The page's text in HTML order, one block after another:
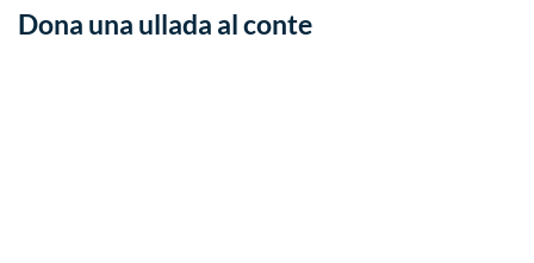
Dona una ullada al conte